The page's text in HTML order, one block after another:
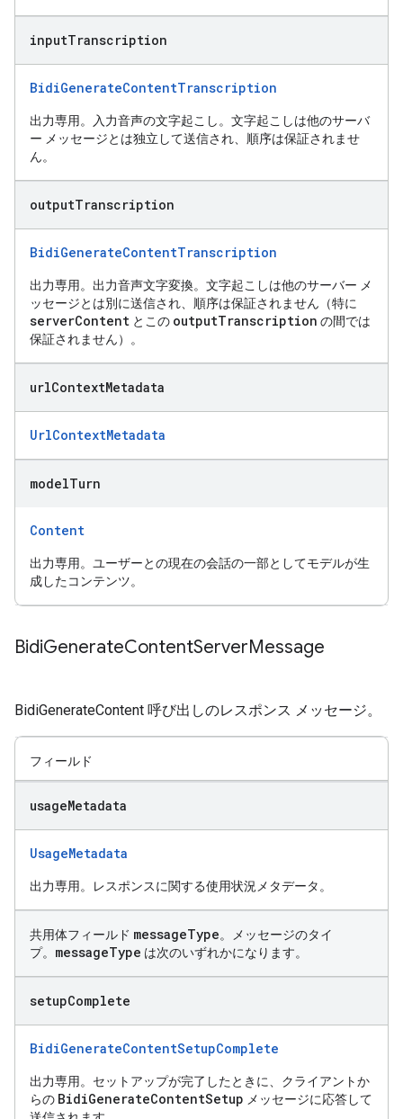
inputTranscription
BidiGenerateContentTranscription
出力専用。入力音声の文字起こし。文字起こしは他のサーバ
ー メッセージとは独立して送信され、順序は保証されませ
ん。
outputTranscription
BidiGenerateContentTranscription
出力専用。出力音声文字変換。文字起こしは他のサーバー メ
ッセージとは別に送信され、順序は保証されません（特に
serverContent とこの outputTranscription の間では
保証されません）。
urlContextMetadata
UrlContextMetadata
modelTurn
Content
出力専用。ユーザーとの現在の会話の一部としてモデルが生
成したコンテンツ。
BidiGenerateContentServerMessage
BidiGenerateContent 呼び出しのレスポンス メッセージ。
フィールド
usageMetadata
UsageMetadata
出力専用。レスポンスに関する使用状況メタデータ。
共用体フィールド messageType。メッセージのタイ
プ。 messageType は次のいずれかになります。
setupComplete
BidiGenerateContentSetupComplete
出力専用。セットアップが完了したときに、クライアントか
らの BidiGenerateContentSetup メッセージに応答して